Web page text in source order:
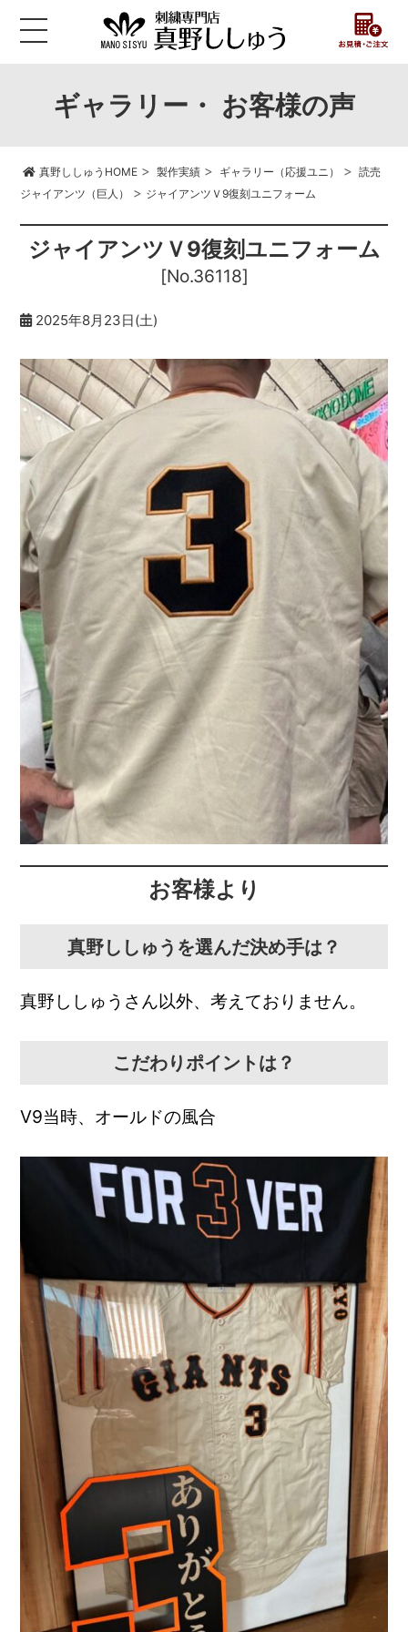
ギャラリー・ お客様の声
真野ししゅうHOME> 製作実績> ギャラリー（応援ユニ） > 読売
ジャイアンツ（巨人）
> ジャイアンツＶ9復刻ユニフォーム
ジャイアンツＶ9復刻ユニフォーム
[No.36118]
2025年8月23日(土)
お客様より
真野ししゅうを選んだ決め手は？
真野ししゅうさん以外、考えておりません。
こだわりポイントは？
V9当時、オールドの風合